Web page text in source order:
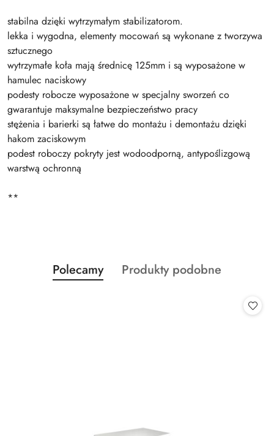
stabilna dzięki wytrzymałym stabilizatorom.
lekka i wygodna, elementy mocowań są wykonane z tworzywa
sztucznego
wytrzymałe koła mają średnicę 125mm i są wyposażone w
hamulec naciskowy
podesty robocze wyposażone w specjalny sworzeń co
gwarantuje maksymalne bezpieczeństwo pracy
stężenia i barierki są łatwe do montażu i demontażu dzięki
hakom zaciskowym
podest roboczy pokryty jest wodoodporną, antypoślizgową
warstwą ochronną
**
Pomiń karuzelę produktów
Produkty
o
Polecamy
Produkty
Produkty podobne